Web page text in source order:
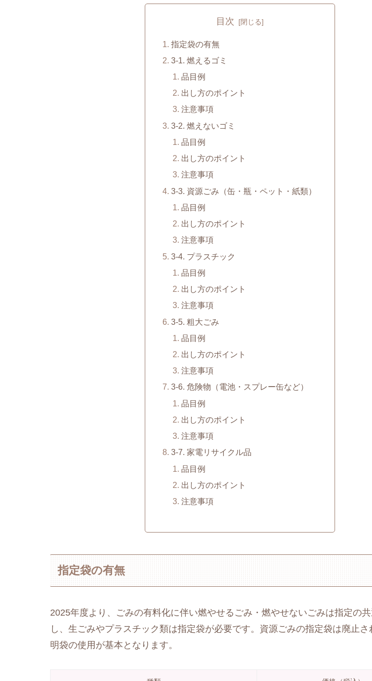
目次
指定袋の有無
3-1. 燃えるゴミ
品目例
出し方のポイント
注意事項
3-2. 燃えないゴミ
品目例
出し方のポイント
注意事項
3-3. 資源ごみ（缶・瓶・ペット・紙類）
品目例
出し方のポイント
注意事項
3-4. プラスチック
品目例
出し方のポイント
注意事項
3-5. 粗大ごみ
品目例
出し方のポイント
注意事項
3-6. 危険物（電池・スプレー缶など）
品目例
出し方のポイント
注意事項
3-7. 家電リサイクル品
品目例
出し方のポイント
注意事項
指定袋の有無
2025年度より、ごみの有料化に伴い燃やせるごみ・燃やせないごみは指定の
し、生ごみやプラスチック類は指定袋が必要です。資源ごみの指定袋は廃止さ
明袋の使用が基本となります。